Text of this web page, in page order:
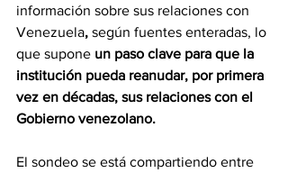
información sobre sus relaciones con
Venezuela, según fuentes enteradas, lo
que supone un paso clave para que la
institución pueda reanudar, por primera
vez en décadas, sus relaciones con el
Gobierno venezolano.
El sondeo se está compartiendo entre